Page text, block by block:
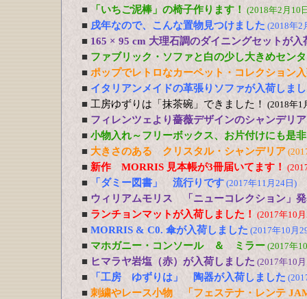
■
「いちご泥棒」の椅子作ります！ (2018年2月10
■ 戌年なので、こんな置物見つけました (2018年2
■ 165 × 95 cm 大理石調のダイニングセットが入
■ ファブリック・ソファと白の少し大きめセン
■ ポップでレトロなカーペット・コレクション
■ イタリアンメイドの革張りソファが入荷しま
■ 工房ゆずりは「抹茶碗」できました！ (2018年1
■ フィレンツェより薔薇デザインのシャンデリア
■ 小物入れ～フリーボックス、お片付けにも是
■ 大きさのある クリスタル・シャンデリア
■ 新作 MORRIS 見本帳が3冊届いてます！
■ 「ダミー図書」 流行りです (2017年11月24日)
■ ウィリアムモリス 「ニューコレクション」
■ ランチョンマットが入荷しました！ (2017年10
■ MORRIS & C0. 傘が入荷しました (2017年10月
■ マホガニー・コンソール ＆ ミラー (2017年
■ ヒマラヤ岩塩（赤）が入荷しました (2017年10
■ 「工房 ゆずりは」 陶器が入荷しました
■ 刺繍やレース小物 「フェステナ・レンテ